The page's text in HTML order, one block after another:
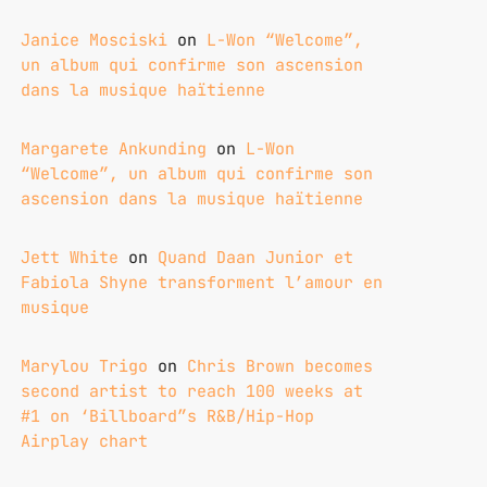
Janice Mosciski on L-Won “Welcome”,
un album qui confirme son ascension
dans la musique haïtienne
Margarete Ankunding on L-Won
“Welcome”, un album qui confirme son
ascension dans la musique haïtienne
Jett White on Quand Daan Junior et
Fabiola Shyne transforment l’amour en
musique
Marylou Trigo on Chris Brown becomes
second artist to reach 100 weeks at
#1 on ‘Billboard”s R&B/Hip-Hop
Airplay chart